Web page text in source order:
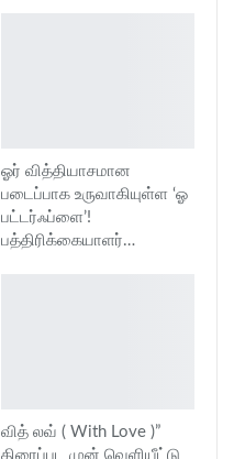
ஓர் வித்தியாசமான
படைப்பாக உருவாகியுள்ள ‘ஓ
பட்டர்ஃப்ளை’!
பத்திரிக்கையாளர்…
வித் லவ் ( With Love )”
திரைப்பட முன் வெளியீட்டு